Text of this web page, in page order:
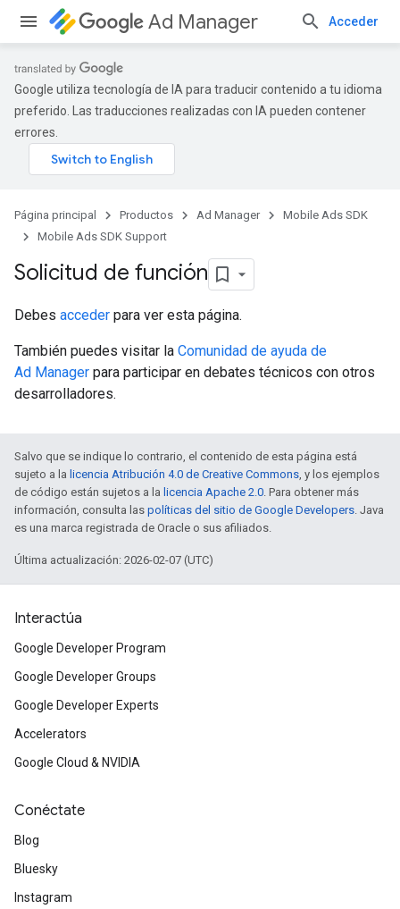
Ad Manager Acceder
Google utiliza tecnología de IA para traducir contenido a tu idioma
preferido. Las traducciones realizadas con IA pueden contener
errores.
Página principal Productos Ad Manager
Mobile Ads SDK
Mobile Ads SDK Support
Solicitud de función
Debes acceder para ver esta página.
También puedes visitar la Comunidad de ayuda de
Ad Manager para participar en debates técnicos con otros
desarrolladores.
Salvo que se indique lo contrario, el contenido de esta página está
sujeto a la licencia Atribución 4.0 de Creative Commons, y los ejemplos
de código están sujetos a la licencia Apache 2.0. Para obtener más
información, consulta las políticas del sitio de Google Developers. Java
es una marca registrada de Oracle o sus afiliados.
Última actualización: 2026-02-07 (UTC)
Interactúa
Google Developer Program
Google Developer Groups
Google Developer Experts
Accelerators
Google Cloud & NVIDIA
Conéctate
Blog
Bluesky
Instagram